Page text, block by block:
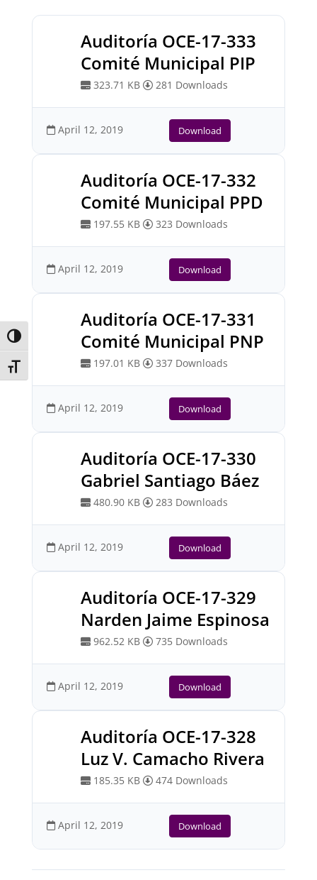
Toggle High Contrast
Toggle Font size
Auditoría OCE-17-333
Comité Municipal PIP
323.71 KB 281 Downloads
April 12, 2019 Download
Auditoría OCE-17-332
Comité Municipal PPD
197.55 KB 323 Downloads
April 12, 2019 Download
Auditoría OCE-17-331
Comité Municipal PNP
197.01 KB 337 Downloads
April 12, 2019 Download
Auditoría OCE-17-330
Gabriel Santiago Báez
480.90 KB 283 Downloads
April 12, 2019 Download
Auditoría OCE-17-329
Narden Jaime Espinosa
962.52 KB 735 Downloads
April 12, 2019 Download
Auditoría OCE-17-328
Luz V. Camacho Rivera
185.35 KB 474 Downloads
April 12, 2019 Download